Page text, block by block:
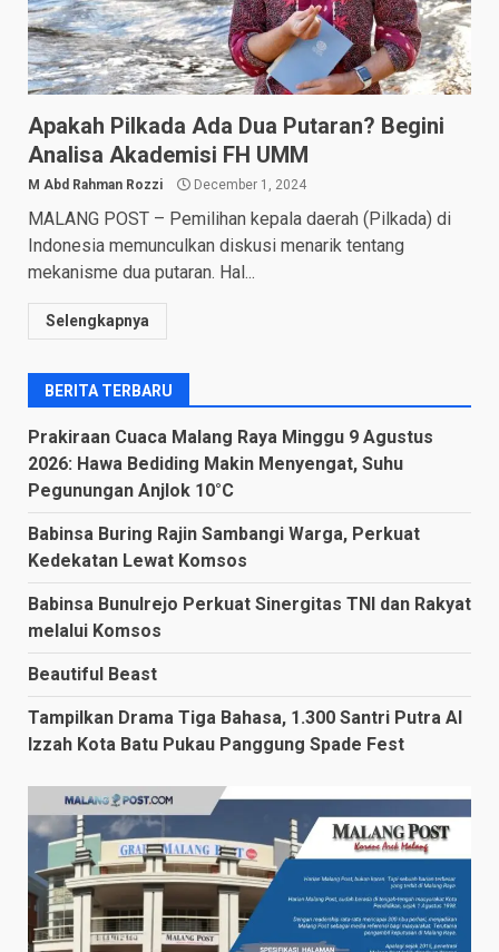
Apakah Pilkada Ada Dua Putaran? Begini
Analisa Akademisi FH UMM
M Abd Rahman Rozzi December 1, 2024
MALANG POST – Pemilihan kepala daerah (Pilkada) di
Indonesia memunculkan diskusi menarik tentang
mekanisme dua putaran. Hal...
Selengkapnya
BERITA TERBARU
Prakiraan Cuaca Malang Raya Minggu 9 Agustus
2026: Hawa Bediding Makin Menyengat, Suhu
Pegunungan Anjlok 10°C
Babinsa Buring Rajin Sambangi Warga, Perkuat
Kedekatan Lewat Komsos
Babinsa Bunulrejo Perkuat Sinergitas TNI dan Rakyat
melalui Komsos
Beautiful Beast
Tampilkan Drama Tiga Bahasa, 1.300 Santri Putra Al
Izzah Kota Batu Pukau Panggung Spade Fest